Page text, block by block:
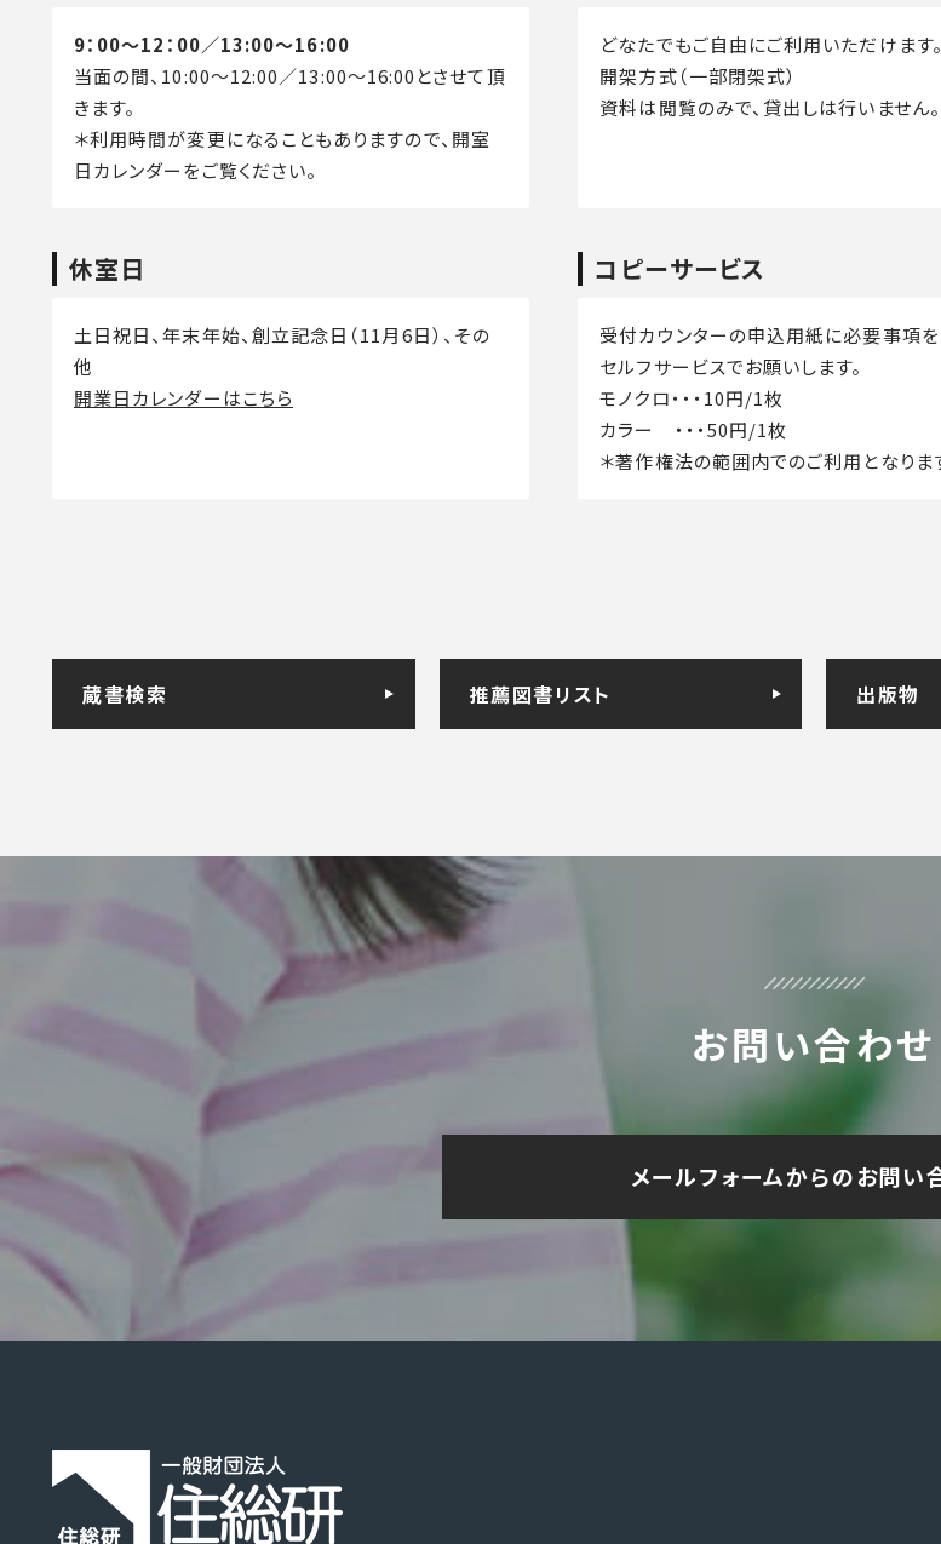
9：00～12：00／13:00～16:00
当面の間、10:00～12:00／13:00～16:00とさせて頂
きます。
＊利用時間が変更になることもありますので、開室
日カレンダーをご覧ください。
休室日
土日祝日、年末年始、創立記念日（11月6日）、その
他
開業日カレンダーはこちら
どなたでもご自由にご利用いただけます。
開架方式（一部閉架式）
資料は閲覧のみで、貸出しは行いません。
コピーサービス
受付カウンターの申込用紙に必要事項を
セルフサービスでお願いします。
モノクロ・・・10円/1枚
カラー ・・・50円/1枚
＊著作権法の範囲内でのご利用となりま
蔵書検索 推薦図書リスト 出版物
お問い合わせ
メールフォームからのお問い